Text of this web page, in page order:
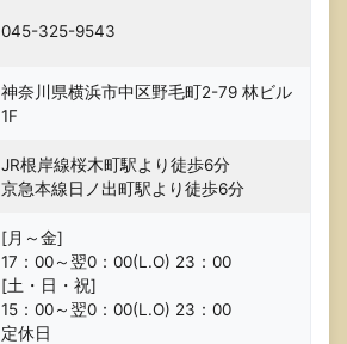
045-325-9543
神奈川県横浜市中区野毛町2-79 林ビル
1F
JR根岸線桜木町駅より徒歩6分
京急本線日ノ出町駅より徒歩6分
[月～金]
17：00～翌0：00(L.O) 23：00
[土・日・祝]
15：00～翌0：00(L.O) 23：00
定休日